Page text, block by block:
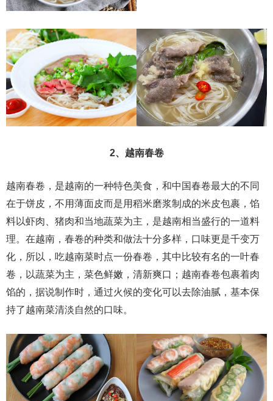
2、越南春卷
越南春卷，是越南的一种特色美食，和中国春卷最大的不同
在于饼皮，不用薄面皮而是用稻米磨浆制成的米皮包裹，馅
料以虾肉、猪肉和当地蔬菜为主，是越南相当盛行的一道料
理。在越南，春卷的种类和做法十分多样，口味更是千变万
化，所以，吃越南菜时点一份春卷，其中比较有名的一叶春
卷，以蔬菜为主，菜色鲜嫩，清新爽口；越南春卷包裹着肉
馅的，据说制作时，通过火候的变化可以去除油腻，基本保
持了越南菜清淡自然的口味。